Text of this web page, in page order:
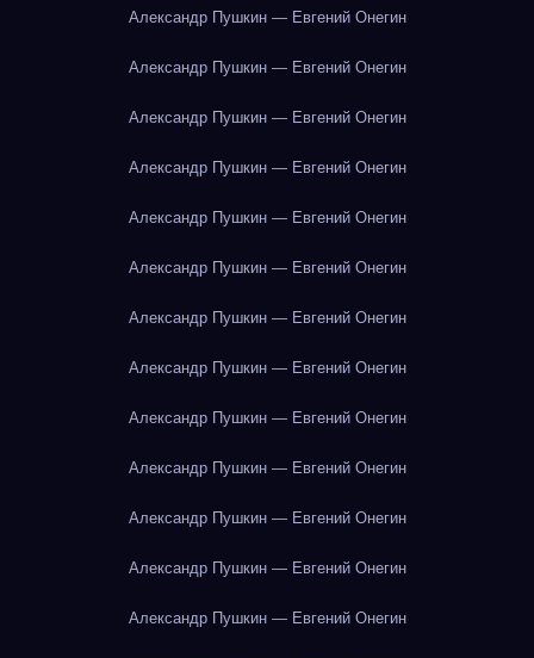
Александр Пушкин — Евгений Онегин
Александр Пушкин — Евгений Онегин
Александр Пушкин — Евгений Онегин
Александр Пушкин — Евгений Онегин
Александр Пушкин — Евгений Онегин
Александр Пушкин — Евгений Онегин
Александр Пушкин — Евгений Онегин
Александр Пушкин — Евгений Онегин
Александр Пушкин — Евгений Онегин
Александр Пушкин — Евгений Онегин
Александр Пушкин — Евгений Онегин
Александр Пушкин — Евгений Онегин
Александр Пушкин — Евгений Онегин